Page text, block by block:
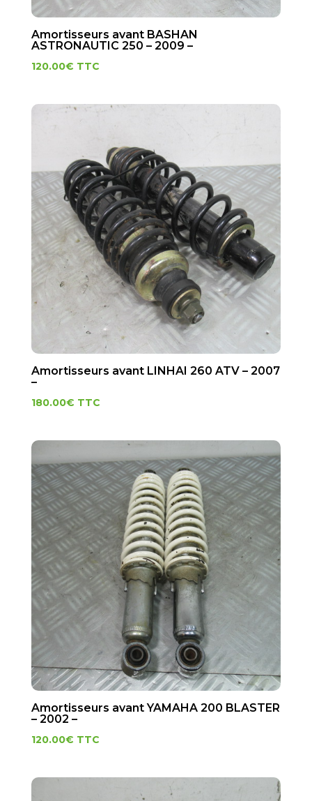
Amortisseurs avant BASHAN
ASTRONAUTIC 250 – 2009 –
120.00€ TTC
Amortisseurs avant LINHAI 260 ATV – 2007
–
180.00€ TTC
Amortisseurs avant YAMAHA 200 BLASTER
– 2002 –
120.00€ TTC